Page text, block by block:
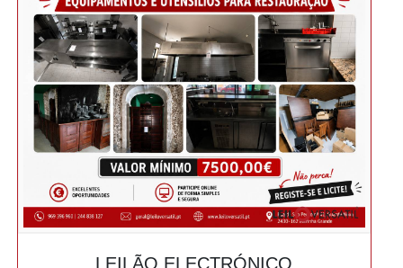
LEILÃO ELECTRÓNICO